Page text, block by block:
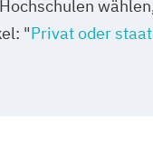
"Privat oder